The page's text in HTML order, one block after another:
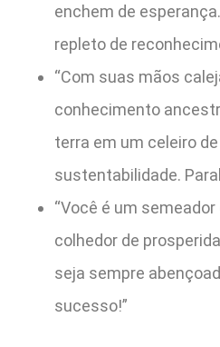
enchem de
repleto de
“Com suas mãos
conhecimento
terra em um celeiro
sustentabilidade.
“Você é um
colhedor de
seja sempre
sucesso!”